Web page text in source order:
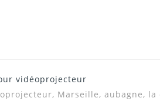
vidéoprojecteur
Marseille, aubagne, la